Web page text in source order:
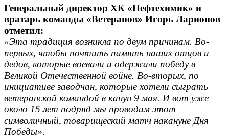
Генеральный директор ХК «Нефтехимик» и
вратарь команды «Ветеранов» Игорь Ларионов
отметил:
«Эта традиция возникла по двум причинам. Во-
первых, чтобы почтить память наших отцов и
дедов, которые воевали и одержали победу в
Великой Отечественной войне. Во-вторых, по
инициативе заводчан, которые хотели сыграть
ветеранской командой в канун 9 мая. И вот уже
около 15 лет подряд мы проводим этот
символичный, товарищеский матч накануне Дня
Победы».